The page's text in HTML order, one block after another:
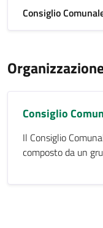
Consiglio
Consiglio
Il Consiglio
composto da un